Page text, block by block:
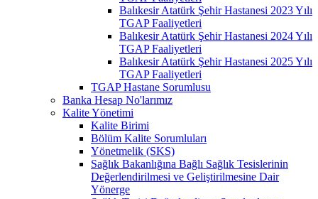
Balıkesir Atatürk Şehir Hastanesi 2023 Yılı
TGAP Faaliyetleri
Balıkesir Atatürk Şehir Hastanesi 2024 Yılı
TGAP Faaliyetleri
Balıkesir Atatürk Şehir Hastanesi 2025 Yılı
TGAP Faaliyetleri
TGAP Hastane Sorumlusu
Banka Hesap No'larımız
Kalite Yönetimi
Kalite Birimi
Bölüm Kalite Sorumluları
Yönetmelik (SKS)
Sağlık Bakanlığına Bağlı Sağlık Tesislerinin
Değerlendirilmesi ve Geliştirilmesine Dair
Yönerge